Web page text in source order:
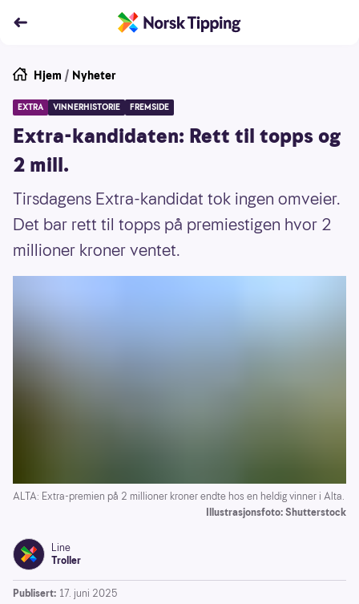
Hjem / Nyheter
EXTRA VINNERHISTORIE FREMSIDE
Extra-kandidaten: Rett til topps og
2 mill.
Tirsdagens Extra-kandidat tok ingen omveier.
Det bar rett til topps på premiestigen hvor 2
millioner kroner ventet.
ALTA: Extra-premien på 2 millioner kroner endte hos en heldig vinner i Alta.
Illustrasjonsfoto: Shutterstock
Line
Troller
Publisert: 17. juni 2025